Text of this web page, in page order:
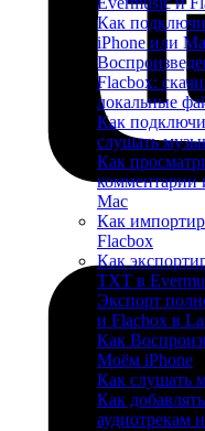
Как
iPhone или
Flacbox:
локальные
Как
слушать
Как
комментарии
Mac
Как
Flacbox
Как
TXT в
Экспорт
и Flacbox в
Как
Моём iPhone
Как слушать
Как
аудиотрекам